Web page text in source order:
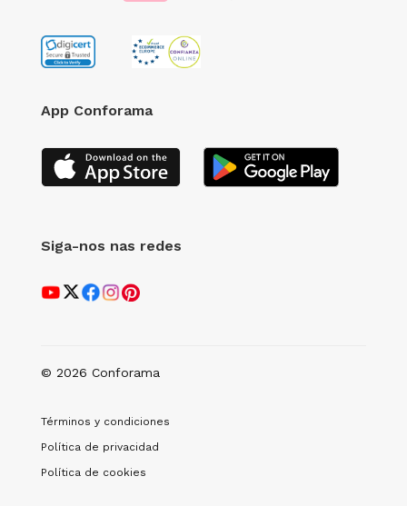
App Conforama
Siga-nos nas redes
© 2026 Conforama
Términos y condiciones
Política de privacidad
Política de cookies